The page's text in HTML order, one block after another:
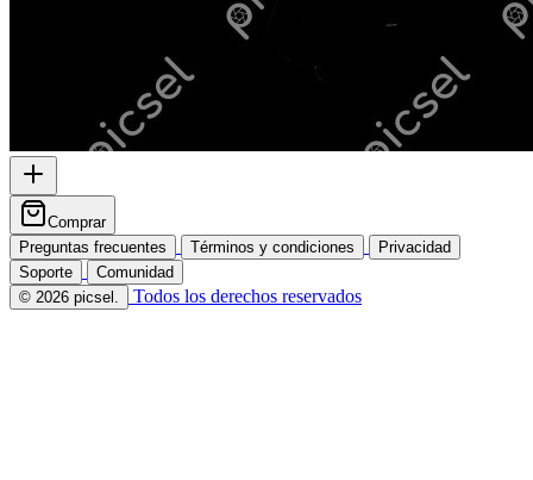
Comprar
Preguntas frecuentes
Términos y condiciones
Privacidad
Soporte
Comunidad
© 2026 picsel.
Todos los derechos reservados